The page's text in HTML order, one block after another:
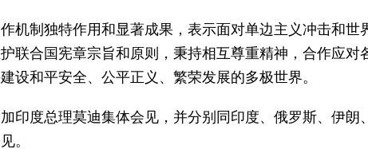
机制独特作用和显著成果，表示面对单边主义冲击和世
联合国宪章宗旨和原则，秉持相互尊重精神，合作应对
设和平安全、公平正义、繁荣发展的多极世界。
印度总理莫迪集体会见，并分别同印度、俄罗斯、伊朗
。